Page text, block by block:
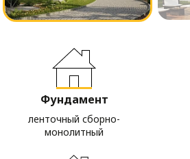
Фундамент
ленточный сборно-
монолитный